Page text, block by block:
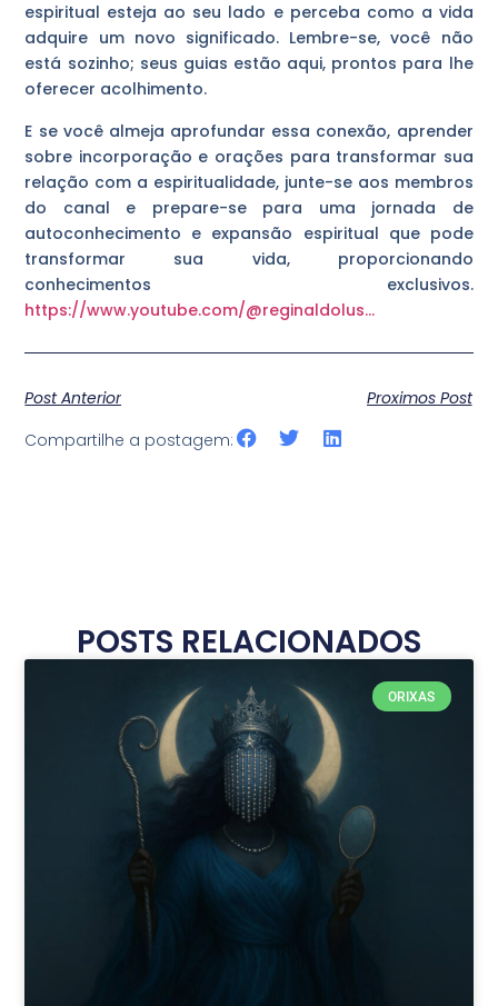
espiritual esteja ao seu lado e perceba como a vida
adquire um novo significado. Lembre-se, você não
está sozinho; seus guias estão aqui, prontos para lhe
oferecer acolhimento.
E se você almeja aprofundar essa conexão, aprender
sobre incorporação e orações para transformar sua
relação com a espiritualidade, junte-se aos membros
do canal e prepare-se para uma jornada de
autoconhecimento e expansão espiritual que pode
transformar sua vida, proporcionando
conhecimentos exclusivos.
https://www.youtube.com/@reginaldolus…
Post Anterior
Proximos Post
Compartilhe a postagem:
POSTS RELACIONADOS
ORIXAS